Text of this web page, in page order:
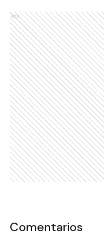
Ads
Comentarios